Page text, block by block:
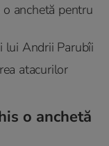
anchetă pentru
lui Andrii Parubîi
atacurilor
o anchetă